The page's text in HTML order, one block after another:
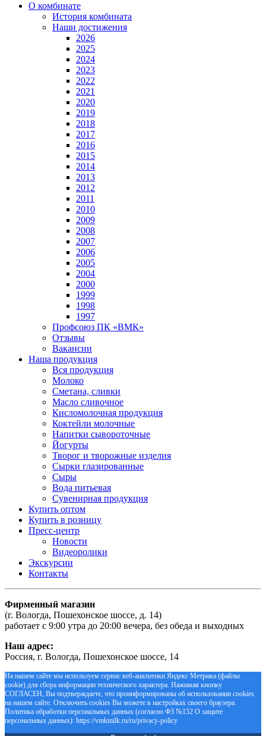
О комбинате
История комбината
Наши достижения
2026
2025
2024
2023
2022
2021
2020
2019
2018
2017
2016
2015
2014
2013
2012
2011
2010
2009
2008
2007
2006
2005
2004
2000
1999
1998
1997
Профсоюз ПК «ВМК»
Отзывы
Вакансии
Наша продукция
Вся продукция
Молоко
Сметана, сливки
Масло сливочное
Кисломолочная продукция
Коктейли молочные
Напитки сывороточные
Йогурты
Творог и творожные изделия
Сырки глазированные
Сыры
Вода питьевая
Сувенирная продукция
Купить оптом
Купить в розницу
Пресс-центр
Новости
Видеоролики
Экскурсии
Контакты
Фирменный магазин
(г. Вологда, Пошехонское шоссе, д. 14)
работает с 9:00 утра до 20:00 вечера, без обеда и выходных
Наш адрес:
Россия, г. Вологда, Пошехонское шоссе, 14
На нашем сайте мы используем сервис веб-аналитики Яндекс Метрика (файлы
cookie) для сбора информации технического характера. Нажимая кнопку
СОГЛАСЕН, Вы подтверждаете, что проинформированы об использовании cookies
на нашем сайте. Отключить cookies Вы можете в настройках своего браузера.
Политика обработки персональных данных (согласно ФЗ №152 О защите
персональных данных): https://vmkmilk.ru/ru/privacy-policy